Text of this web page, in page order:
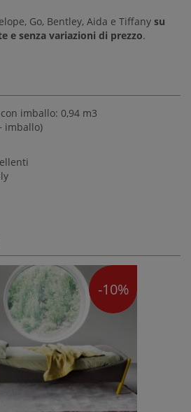
Go, Bentley, Aida e Tiffany su
e senza variazioni di prezzo.
imballo: 0,94 m3
imballo)
-10%